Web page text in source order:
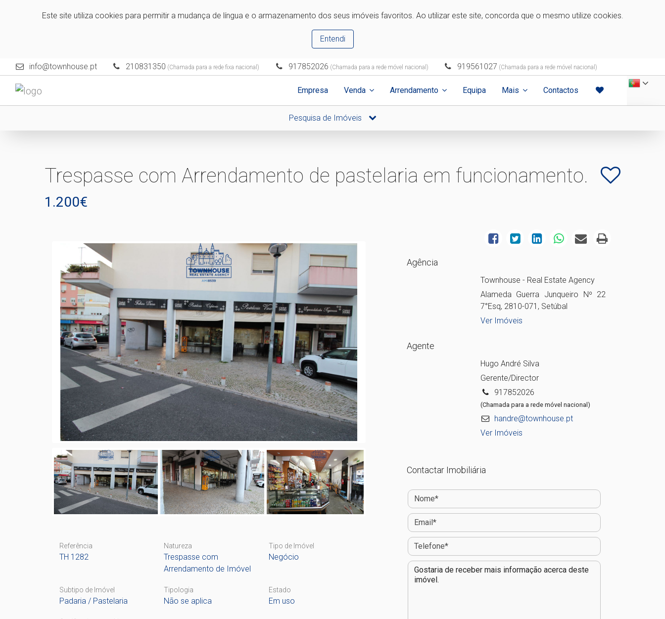
Este site utiliza cookies para permitir a mudança de língua e o armazenamento dos seus imóveis favoritos. Ao utilizar este site, concorda que o mesmo utilize cookies.
Entendi
info@townhouse.pt 210831350 (Chamada para a rede fixa nacional) 917852026 (Chamada para a rede móvel nacional) 919561027 (Chamada para a rede móvel nacional)
Empresa Venda Arrendamento Equipa Mais Contactos
Pesquisa de Imóveis
Trespasse com Arrendamento de pastelaria em funcionamento.
1.200€
Referência
TH 1282
Natureza
Trespasse com
Arrendamento de Imóvel
Tipo de Imóvel
Negócio
Subtipo de Imóvel
Padaria / Pastelaria
Tipologia
Não se aplica
Estado
Em uso
Agência
Townhouse - Real Estate Agency
Alameda Guerra Junqueiro Nº 22
7°Esq, 2810-071, Setúbal
Ver Imóveis
Agente
Hugo André Silva
Gerente/Director
917852026
(Chamada para a rede móvel nacional)
handre@townhouse.pt
Ver Imóveis
Contactar Imobiliária